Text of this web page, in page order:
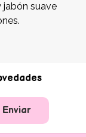
jabón suave
Enviar